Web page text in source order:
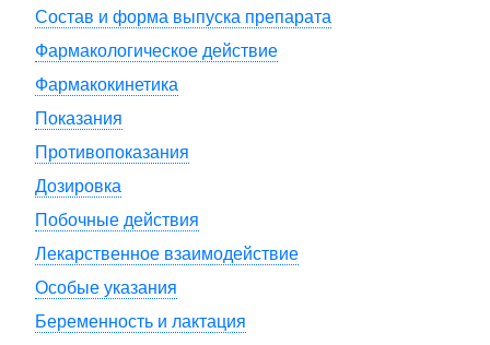
Состав и форма выпуска препарата
Фармакологическое действие
Фармакокинетика
Показания
Противопоказания
Дозировка
Побочные действия
Лекарственное взаимодействие
Особые указания
Беременность и лактация